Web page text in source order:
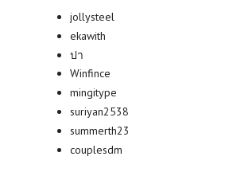
jollysteel
ekawith
ปา
Winfince
mingitype
suriyan2538
summerth23
couplesdm